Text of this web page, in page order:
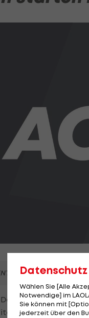
feiern in
Datenschutz
Wählen Sie [Alle
Notwendige] im
Sie können mit
jederzeit über den